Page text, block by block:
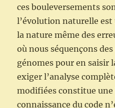
ces bouleversements
l’évolution naturelle
la nature même des
où nous séquençons
génomes pour en saisir
exiger l’analyse
modifiées constitue une
connaissance du code